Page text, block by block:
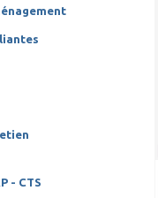
- CTS